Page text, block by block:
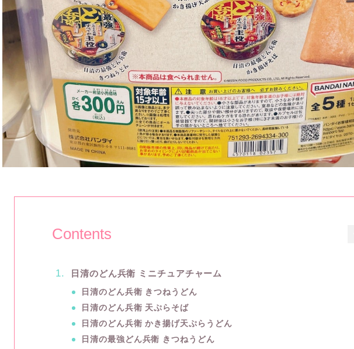
Contents
日清のどん兵衛 ミニチュアチャーム
日清のどん兵衛 きつねうどん
日清のどん兵衛 天ぷらそば
日清のどん兵衛 かき揚げ天ぷらうどん
日清の最強どん兵衛 きつねうどん